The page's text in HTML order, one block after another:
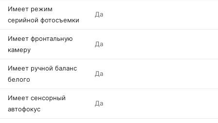
Имеет режим
серийной фотосъемки
Да
Имеет фронтальную
камеру
Да
Имеет ручной баланс
белого
Да
Имеет сенсорный
автофокус
Да